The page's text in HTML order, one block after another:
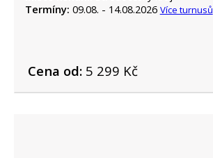
Termíny: 09.08. - 14.08.2026 Více turnusů
Cena od:5 299 Kč